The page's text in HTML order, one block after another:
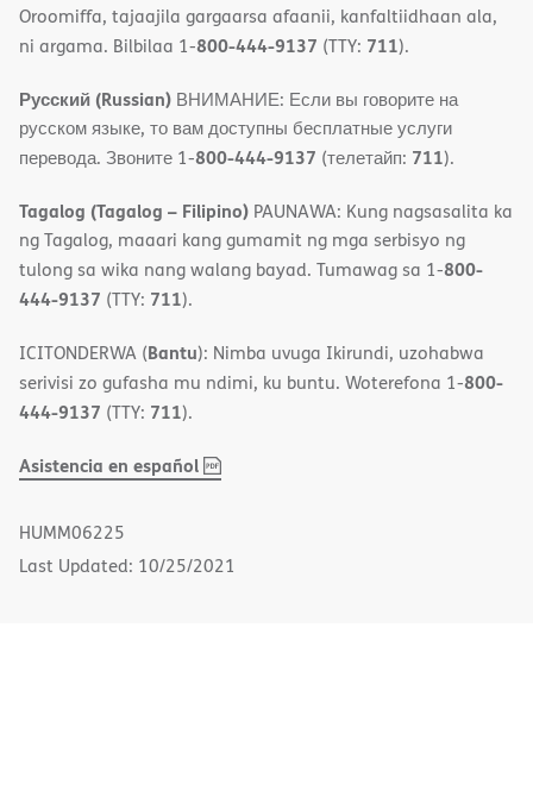
Oroomiffa, tajaajila gargaarsa afaanii, kanfaltiidhaan ala,
ni argama. Bilbilaa 1-800-444-9137 (TTY: 711).
Русский (Russian) ВНИМАНИЕ: Если вы говорите на
русском языке, то вам доступны бесплатные услуги
перевода. Звоните 1-800-444-9137 (телетайп: 711).
Tagalog (Tagalog – Filipino) PAUNAWA: Kung nagsasalita ka
ng Tagalog, maaari kang gumamit ng mga serbisyo ng
tulong sa wika nang walang bayad. Tumawag sa 1-800-
444-9137 (TTY: 711).
ICITONDERWA (Bantu): Nimba uvuga Ikirundi, uzohabwa
serivisi zo gufasha mu ndimi, ku buntu. Woterefona 1-800-
444-9137 (TTY: 711).
Asistencia en español,
(opens
HUMM06225
Last Updated: 10/25/2021